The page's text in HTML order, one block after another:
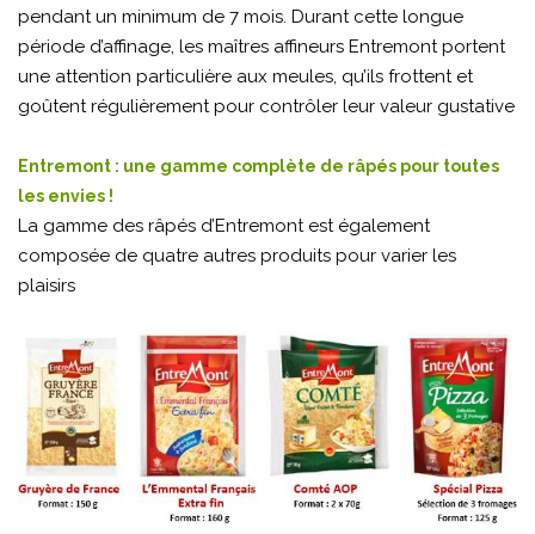
pendant un minimum de 7 mois. Durant cette longue
période d’affinage, les maîtres affineurs Entremont portent
une attention particulière aux meules, qu’ils frottent et
goûtent régulièrement pour contrôler leur valeur gustative
Entremont : une gamme complète de râpés pour toutes
les envies !
La gamme des râpés d’Entremont est également
composée de quatre autres produits pour varier les
plaisirs